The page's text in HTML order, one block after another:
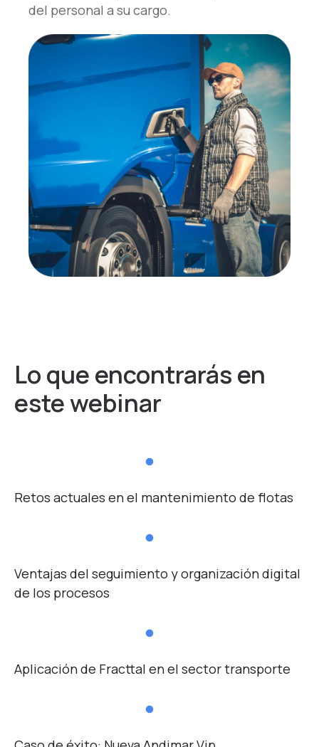
del personal a su cargo.
Lo que encontrarásen
este webinar
Retos actuales en el mantenimiento de flotas
Ventajas del seguimiento y organización digital
de los procesos
Aplicación de Fracttal en el sector transporte